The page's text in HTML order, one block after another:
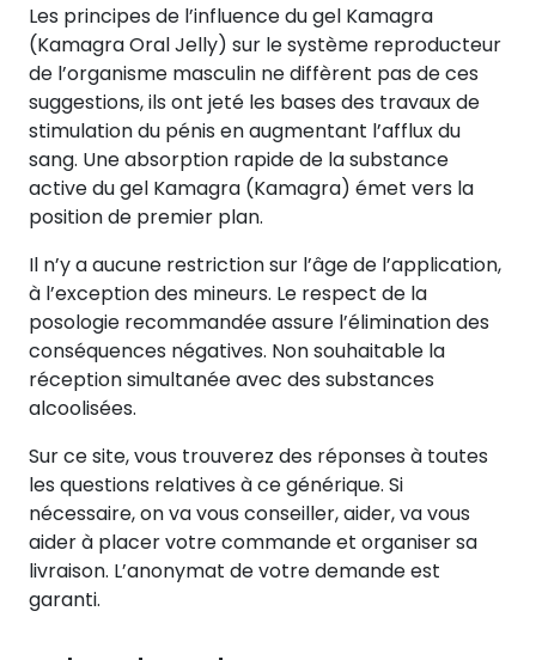
Les principes de l’influence du gel Kamagra
(Kamagra Oral Jelly) sur le système reproducteur
de l’organisme masculin ne diffèrent pas de ces
suggestions, ils ont jeté les bases des travaux de
stimulation du pénis en augmentant l’afflux du
sang. Une absorption rapide de la substance
active du gel Kamagra (Kamagra) émet vers la
position de premier plan.
Il n’y a aucune restriction sur l’âge de l’application,
à l’exception des mineurs. Le respect de la
posologie recommandée assure l’élimination des
conséquences négatives. Non souhaitable la
réception simultanée avec des substances
alcoolisées.
Sur ce site, vous trouverez des réponses à toutes
les questions relatives à ce générique. Si
nécessaire, on va vous conseiller, aider, va vous
aider à placer votre commande et organiser sa
livraison. L’anonymat de votre demande est
garanti.